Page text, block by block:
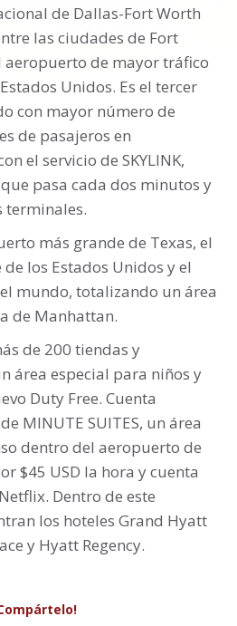
de Dallas-Fort Worth
las ciudades de Fort
aeropuerto de mayor tráfico
Unidos. Es el tercer
con mayor número de
de pasajeros en
el servicio de SKYLINK,
pasa cada dos minutos y
terminales.
más grande de Texas, el
los Estados Unidos y el
mundo, totalizando un área
de Manhattan.
de 200 tiendas y
área especial para niños y
Duty Free. Cuenta
MINUTE SUITES, un área
dentro del aeropuerto de
$45 USD la hora y cuenta
Dentro de este
los hoteles Grand Hyatt
y Hyatt Regency.